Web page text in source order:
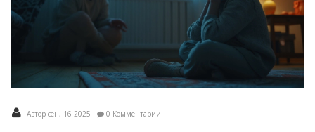
Автор сен, 16 2025 0 Комментарии